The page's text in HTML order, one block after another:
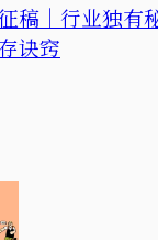
稿｜行业独有
诀窍